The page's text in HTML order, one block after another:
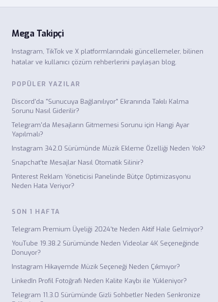
Mega Takipçi
Instagram, TikTok ve X platformlarındaki güncellemeler, bilinen
hatalar ve kullanıcı çözüm rehberlerini paylaşan blog.
POPÜLER YAZILAR
Discord'da "Sunucuya Bağlanılıyor" Ekranında Takılı Kalma
Sorunu Nasıl Giderilir?
Telegram'da Mesajların Gitmemesi Sorunu için Hangi Ayar
Yapılmalı?
Instagram 342.0 Sürümünde Müzik Ekleme Özelliği Neden Yok?
Snapchat'te Mesajlar Nasıl Otomatik Silinir?
Pinterest Reklam Yöneticisi Panelinde Bütçe Optimizasyonu
Neden Hata Veriyor?
SON 1 HAFTA
Telegram Premium Üyeliği 2024'te Neden Aktif Hale Gelmiyor?
YouTube 19.38.2 Sürümünde Neden Videolar 4K Seçeneğinde
Donuyor?
Instagram Hikayemde Müzik Seçeneği Neden Çıkmıyor?
LinkedIn Profil Fotoğrafı Neden Kalite Kaybı ile Yükleniyor?
Telegram 11.3.0 Sürümünde Gizli Sohbetler Neden Senkronize